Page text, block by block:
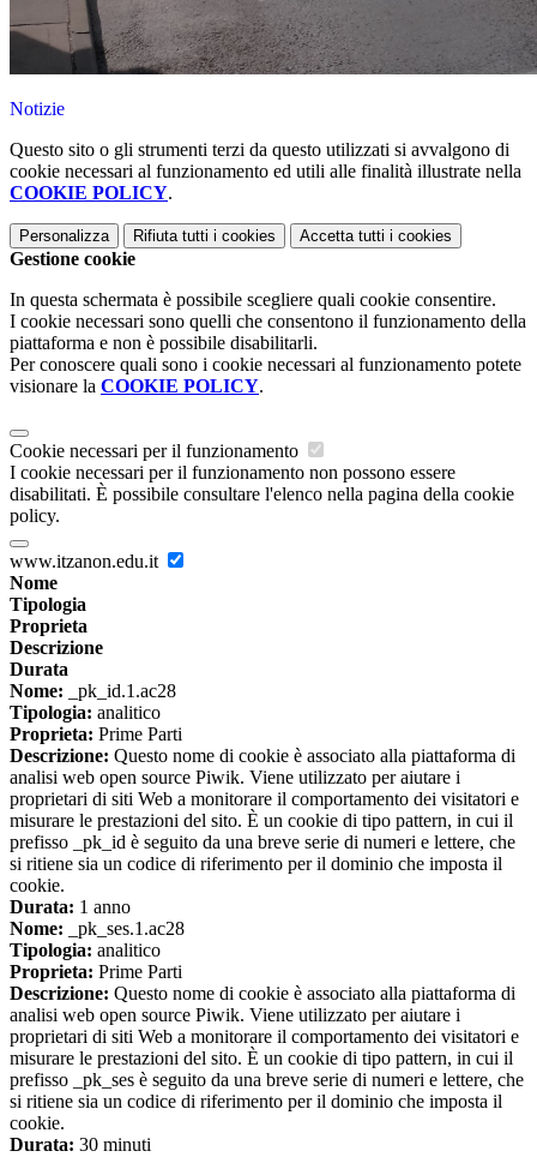
Notizie
Questo sito o gli strumenti terzi da questo utilizzati si avvalgono di
cookie necessari al funzionamento ed utili alle finalità illustrate nella
COOKIE POLICY.
Personalizza Rifiuta tutti i cookies Accetta tutti i cookies
Gestione cookie
In questa schermata è possibile scegliere quali cookie consentire.
I cookie necessari sono quelli che consentono il funzionamento della
piattaforma e non è possibile disabilitarli.
Per conoscere quali sono i cookie necessari al funzionamento potete
visionare la COOKIE POLICY.
Cookie necessari per il funzionamento
I cookie necessari per il funzionamento non possono essere
disabilitati. È possibile consultare l'elenco nella pagina della cookie
policy.
www.itzanon.edu.it
Nome
Tipologia
Proprieta
Descrizione
Durata
Nome: _pk_id.1.ac28
Tipologia: analitico
Proprieta: Prime Parti
Descrizione: Questo nome di cookie è associato alla piattaforma di
analisi web open source Piwik. Viene utilizzato per aiutare i
proprietari di siti Web a monitorare il comportamento dei visitatori e
misurare le prestazioni del sito. È un cookie di tipo pattern, in cui il
prefisso _pk_id è seguito da una breve serie di numeri e lettere, che
si ritiene sia un codice di riferimento per il dominio che imposta il
cookie.
Durata: 1 anno
Nome: _pk_ses.1.ac28
Tipologia: analitico
Proprieta: Prime Parti
Descrizione: Questo nome di cookie è associato alla piattaforma di
analisi web open source Piwik. Viene utilizzato per aiutare i
proprietari di siti Web a monitorare il comportamento dei visitatori e
misurare le prestazioni del sito. È un cookie di tipo pattern, in cui il
prefisso _pk_ses è seguito da una breve serie di numeri e lettere, che
si ritiene sia un codice di riferimento per il dominio che imposta il
cookie.
Durata: 30 minuti